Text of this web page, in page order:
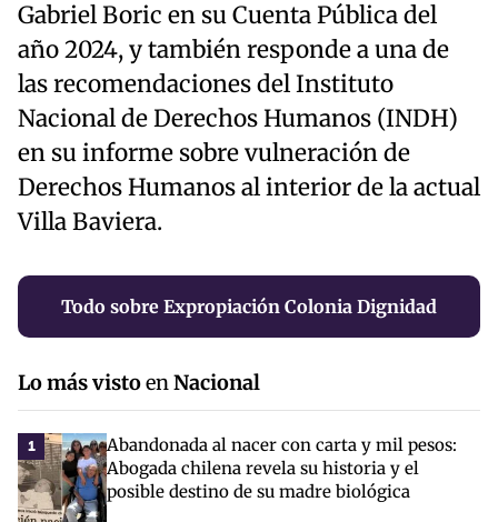
Gabriel Boric en su Cuenta Pública del
año 2024, y también responde a una de
las recomendaciones del Instituto
Nacional de Derechos Humanos (INDH)
en su informe sobre vulneración de
Derechos Humanos al interior de la actual
Villa Baviera.
Todo sobre Expropiación Colonia Dignidad
Lo más vistoenNacional
1
Abandonada al nacer con carta y mil pesos:
Abogada chilena revela su historia y el
posible destino de su madre biológica